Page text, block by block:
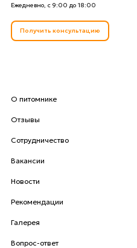
Ежедневно, с 9:00 до 18:00
Получить консультацию
О питомнике
Отзывы
Сотрудничество
Вакансии
Новости
Рекомендации
Галерея
Вопрос-ответ